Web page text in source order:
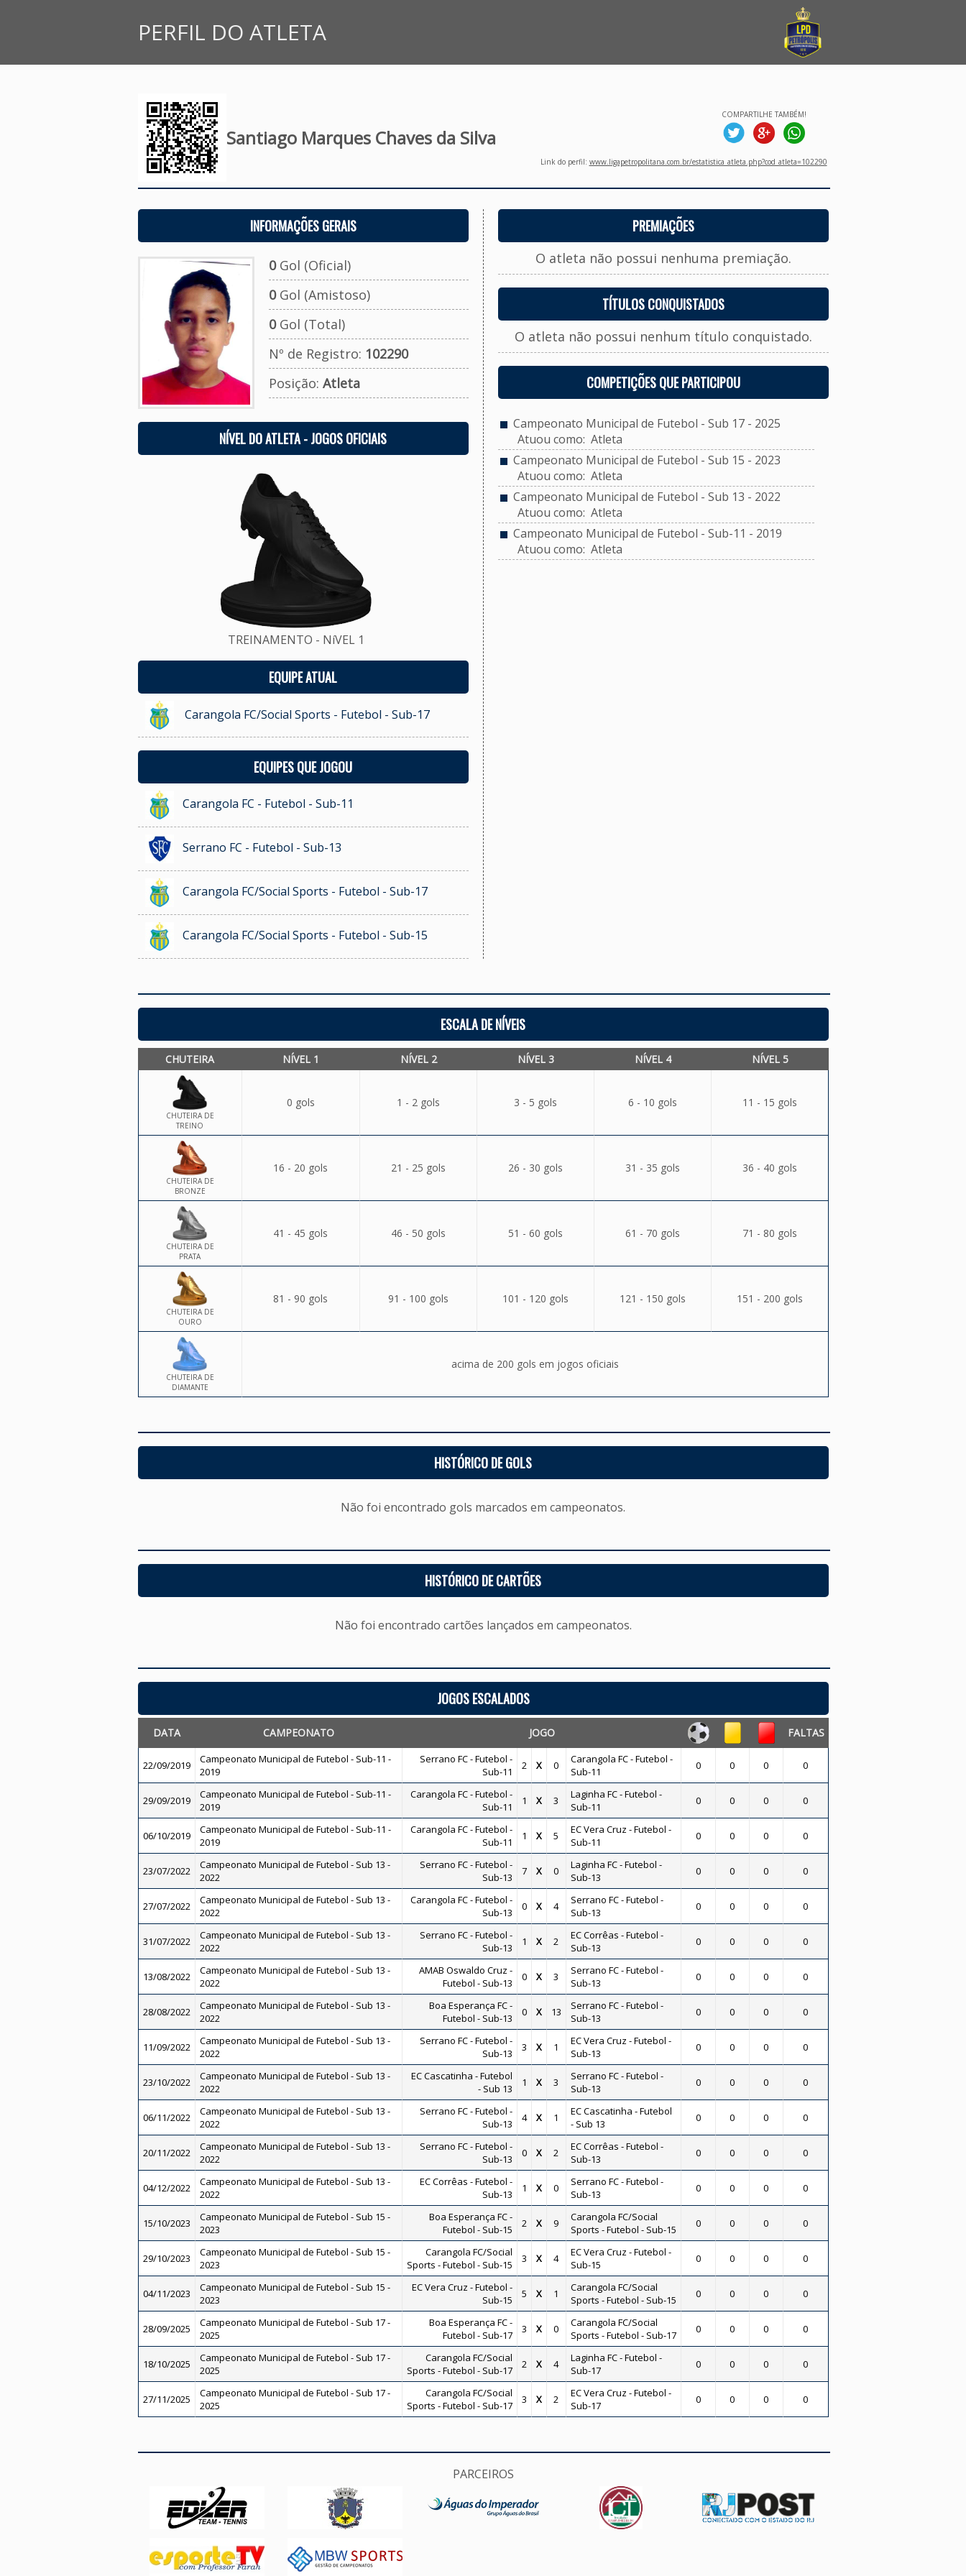
PERFIL DO ATLETA
Santiago Marques Chaves da Silva
COMPARTILHE TAMBÉM!
Link do perfil: www.ligapetropolitana.com.br/estatistica_atleta.php?cod_atleta=102290
INFORMAÇÕES GERAIS
0Gol (Oficial)
0Gol (Amistoso)
0Gol (Total)
Nº de Registro: 102290
Posição: Atleta
NÍVEL DO ATLETA - JOGOS OFICIAIS
TREINAMENTO - NíVEL 1
EQUIPE ATUAL
Carangola FC/Social Sports - Futebol - Sub-17
EQUIPES QUE JOGOU
Carangola FC - Futebol - Sub-11
Serrano FC - Futebol - Sub-13
Carangola FC/Social Sports - Futebol - Sub-17
Carangola FC/Social Sports - Futebol - Sub-15
PREMIAÇÕES
O atleta não possui nenhuma premiação.
TÍTULOS CONQUISTADOS
O atleta não possui nenhum título conquistado.
COMPETIÇÕES QUE PARTICIPOU
Campeonato Municipal de Futebol - Sub 17 - 2025
Atuou como: Atleta
Campeonato Municipal de Futebol - Sub 15 - 2023
Atuou como: Atleta
Campeonato Municipal de Futebol - Sub 13 - 2022
Atuou como: Atleta
Campeonato Municipal de Futebol - Sub-11 - 2019
Atuou como: Atleta
ESCALA DE NÍVEIS
CHUTEIRA NÍVEL 1 NÍVEL 2 NÍVEL 3 NÍVEL 4 NÍVEL 5
CHUTEIRA DE
TREINO
0 gols 1 - 2 gols 3 - 5 gols 6 - 10 gols 11 - 15 gols
CHUTEIRA DE
BRONZE
16 - 20 gols 21 - 25 gols 26 - 30 gols 31 - 35 gols 36 - 40 gols
CHUTEIRA DE
PRATA
41 - 45 gols 46 - 50 gols 51 - 60 gols 61 - 70 gols 71 - 80 gols
CHUTEIRA DE
OURO
81 - 90 gols 91 - 100 gols 101 - 120 gols 121 - 150 gols 151 - 200 gols
CHUTEIRA DE
DIAMANTE
acima de 200 gols em jogos oficiais
HISTÓRICO DE GOLS
Não foi encontrado gols marcados em campeonatos.
HISTÓRICO DE CARTÕES
Não foi encontrado cartões lançados em campeonatos.
JOGOS ESCALADOS
DATA CAMPEONATO JOGO FALTAS
22/09/2019
Campeonato Municipal de Futebol - Sub-11 -
2019
Serrano FC - Futebol -
Sub-11
2 X 0
Carangola FC - Futebol -
Sub-11
0 0 0 0
29/09/2019
Campeonato Municipal de Futebol - Sub-11 -
2019
Carangola FC - Futebol -
Sub-11
1 X 3
Laginha FC - Futebol -
Sub-11
0 0 0 0
06/10/2019
Campeonato Municipal de Futebol - Sub-11 -
2019
Carangola FC - Futebol -
Sub-11
1 X 5
EC Vera Cruz - Futebol -
Sub-11
0 0 0 0
23/07/2022
Campeonato Municipal de Futebol - Sub 13 -
2022
Serrano FC - Futebol -
Sub-13
7 X 0
Laginha FC - Futebol -
Sub-13
0 0 0 0
27/07/2022
Campeonato Municipal de Futebol - Sub 13 -
2022
Carangola FC - Futebol -
Sub-13
0 X 4
Serrano FC - Futebol -
Sub-13
0 0 0 0
31/07/2022
Campeonato Municipal de Futebol - Sub 13 -
2022
Serrano FC - Futebol -
Sub-13
1 X 2
EC Corrêas - Futebol -
Sub-13
0 0 0 0
13/08/2022
Campeonato Municipal de Futebol - Sub 13 -
2022
AMAB Oswaldo Cruz -
Futebol - Sub-13
0 X 3
Serrano FC - Futebol -
Sub-13
0 0 0 0
28/08/2022
Campeonato Municipal de Futebol - Sub 13 -
2022
Boa Esperança FC -
Futebol - Sub-13
0 X 13
Serrano FC - Futebol -
Sub-13
0 0 0 0
11/09/2022
Campeonato Municipal de Futebol - Sub 13 -
2022
Serrano FC - Futebol -
Sub-13
3 X 1
EC Vera Cruz - Futebol -
Sub-13
0 0 0 0
23/10/2022
Campeonato Municipal de Futebol - Sub 13 -
2022
EC Cascatinha - Futebol
- Sub 13
1 X 3
Serrano FC - Futebol -
Sub-13
0 0 0 0
06/11/2022
Campeonato Municipal de Futebol - Sub 13 -
2022
Serrano FC - Futebol -
Sub-13
4 X 1
EC Cascatinha - Futebol
- Sub 13
0 0 0 0
20/11/2022
Campeonato Municipal de Futebol - Sub 13 -
2022
Serrano FC - Futebol -
Sub-13
0 X 2
EC Corrêas - Futebol -
Sub-13
0 0 0 0
04/12/2022
Campeonato Municipal de Futebol - Sub 13 -
2022
EC Corrêas - Futebol -
Sub-13
1 X 0
Serrano FC - Futebol -
Sub-13
0 0 0 0
15/10/2023
Campeonato Municipal de Futebol - Sub 15 -
2023
Boa Esperança FC -
Futebol - Sub-15
2 X 9
Carangola FC/Social
Sports - Futebol - Sub-15
0 0 0 0
29/10/2023
Campeonato Municipal de Futebol - Sub 15 -
2023
Carangola FC/Social
Sports - Futebol - Sub-15
3 X 4
EC Vera Cruz - Futebol -
Sub-15
0 0 0 0
04/11/2023
Campeonato Municipal de Futebol - Sub 15 -
2023
EC Vera Cruz - Futebol -
Sub-15
5 X 1
Carangola FC/Social
Sports - Futebol - Sub-15
0 0 0 0
28/09/2025
Campeonato Municipal de Futebol - Sub 17 -
2025
Boa Esperança FC -
Futebol - Sub-17
3 X 0
Carangola FC/Social
Sports - Futebol - Sub-17
0 0 0 0
18/10/2025
Campeonato Municipal de Futebol - Sub 17 -
2025
Carangola FC/Social
Sports - Futebol - Sub-17
2 X 4
Laginha FC - Futebol -
Sub-17
0 0 0 0
27/11/2025
Campeonato Municipal de Futebol - Sub 17 -
2025
Carangola FC/Social
Sports - Futebol - Sub-17
3 X 2
EC Vera Cruz - Futebol -
Sub-17
0 0 0 0
PARCEIROS